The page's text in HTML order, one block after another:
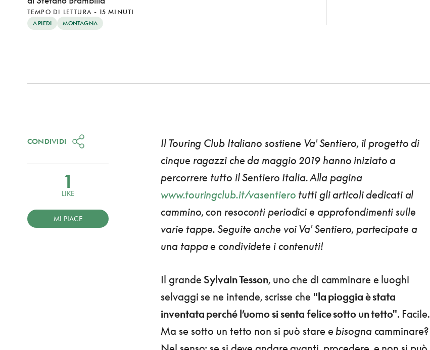
TEMPO DI LETTURA - 15 MINUTI
A PIEDI MONTAGNA
Il Touring Club Italiano sostiene Va' Sentiero, il progetto di
cinque ragazzi che da maggio 2019 hanno iniziato a
percorrere tutto il Sentiero Italia. Alla pagina
www.touringclub.it/vasentiero tutti gli articoli dedicati al
cammino, con resoconti periodici e approfondimenti sulle
varie tappe. Seguite anche voi Va' Sentiero, partecipate a
una tappa e condividete i contenuti!
Il grandeSylvain Tesson, uno che di camminare e luoghi
selvaggi se ne intende, scrisse che "la pioggia è stata
inventata perché l’uomo si senta felice sotto un tetto". Facile.
Ma se sotto un tetto non si può stare e bisognacamminare?
CONDIVIDI
1
LIKE
MI PIACE